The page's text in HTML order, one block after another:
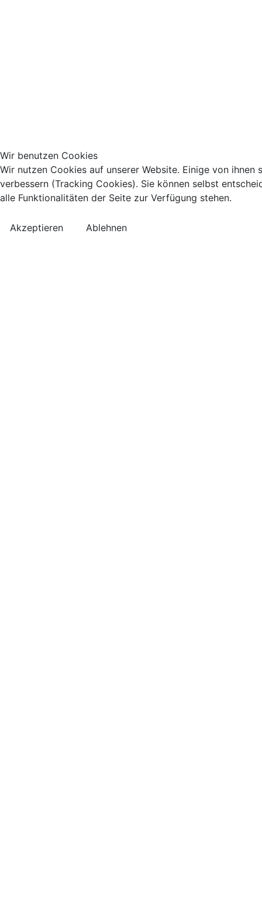
Wir benutzen Cookies
Wir nutzen Cookies auf unserer Website. Einige von
verbessern (Tracking Cookies). Sie können selbst
alle Funktionalitäten der Seite zur Verfügung stehen.
Akzeptieren Ablehnen